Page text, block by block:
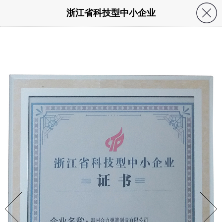
浙江省科技型中小企业